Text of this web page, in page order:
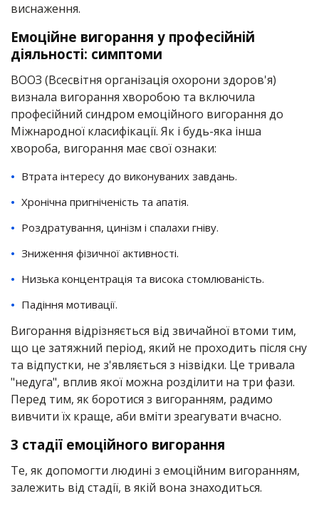
виснаження.
Емоційне вигорання у професійній
діяльності: симптоми
ВООЗ (Всесвітня організація охорони здоров'я)
визнала вигорання хворобою та включила
професійний синдром емоційного вигорання до
Міжнародної класифікації. Як і будь-яка інша
хвороба, вигорання має свої ознаки:
Втрата інтересу до виконуваних завдань.
Хронічна пригніченість та апатія.
Роздратування, цинізм і спалахи гніву.
Зниження фізичної активності.
Низька концентрація та висока стомлюваність.
Падіння мотивації.
Вигорання відрізняється від звичайної втоми тим,
що це затяжний період, який не проходить після сну
та відпустки, не з'являється з нізвідки. Це тривала
"недуга", вплив якої можна розділити на три фази.
Перед тим, як боротися з вигоранням, радимо
вивчити їх краще, аби вміти зреагувати вчасно.
3 стадії емоційного вигорання
Те, як допомогти людині з емоційним вигоранням,
залежить від стадії, в якій вона знаходиться.